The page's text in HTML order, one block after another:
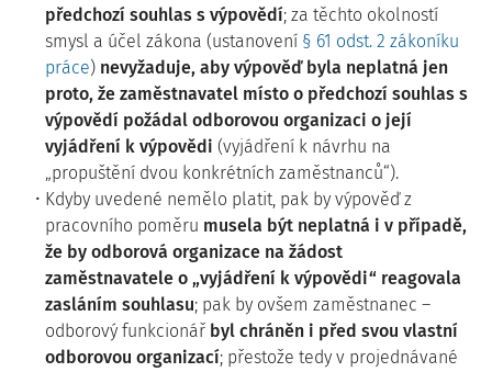
předchozí souhlas s výpovědí; za těchto okolností
smysl a účel zákona (ustanovení § 61 odst. 2 zákoníku
práce) nevyžaduje, aby výpověď byla neplatná jen
proto, že zaměstnavatel místo o předchozí souhlas s
výpovědí požádal odborovou organizaci o její
vyjádření k výpovědi (vyjádření k návrhu na
„propuštění dvou konkrétních zaměstnanců“).
Kdyby uvedené nemělo platit, pak by výpověď z
pracovního poměru musela být neplatná i v případě,
že by odborová organizace na žádost
zaměstnavatele o „vyjádření k výpovědi“ reagovala
zasláním souhlasu; pak by ovšem zaměstnanec –
odborový funkcionář byl chráněn i před svou vlastní
odborovou organizací; přestože tedy v projednávané